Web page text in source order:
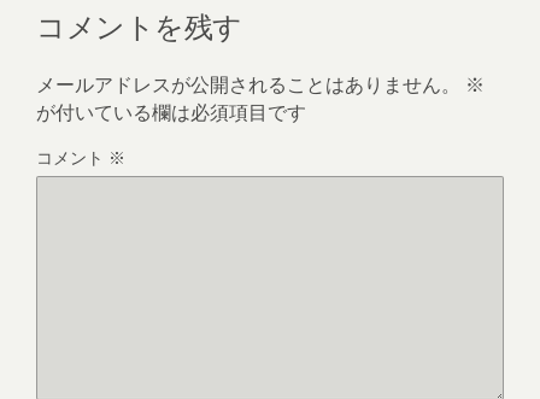
コメントを残す
メールアドレスが公開されることはありません。
※
が付いている欄は必須項目です
コメント ※